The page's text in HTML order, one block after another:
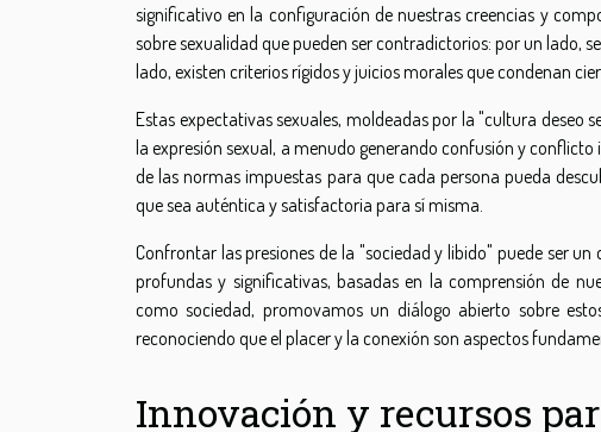
significativo en la configuración de nuestras creencias y
sobre sexualidad que pueden ser contradictorios: por un lado,
lado, existen criterios rígidos y juicios morales que condenan
Estas expectativas sexuales, moldeadas por la "cultura deseo
la expresión sexual, a menudo generando confusión y
de las normas impuestas para que cada persona pueda
que sea auténtica y satisfactoria para sí misma.
Confrontar las presiones de la "sociedad y libido" puede ser
profundas y significativas, basadas en la comprensión de
como sociedad, promovamos un diálogo abierto sobre
reconociendo que el placer y la conexión son aspectos
Innovación y recursos